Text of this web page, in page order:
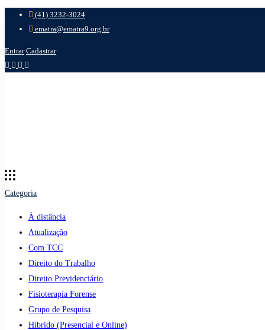
(41) 3232-3024
ematra@ematra9.org.br
Entrar Cadastrar
Categoria
À distância
Atualização
Com TCC
Direito do Trabalho
Direito Previdenciário
Fisioterapia Forense
Grupo de Pesquisa
Híbrido (Presencial e Online)